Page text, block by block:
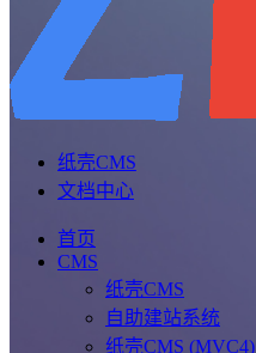
纸壳CMS
文档中心
首页
CMS
纸壳CMS
自助建站系统
纸壳CMS (MVC4)